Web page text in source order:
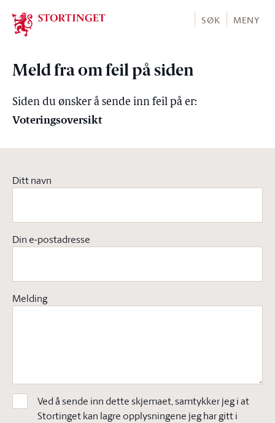
Stortinget.no
SØK MENY
Meld fra om feil på siden
Siden du ønsker å sende inn feil på er:
Voteringsoversikt
Ditt navn
Din e-postadresse
Melding
Ved å sende inn dette skjemaet, samtykker jeg i at
Stortinget kan lagre opplysningene jeg har gitt i